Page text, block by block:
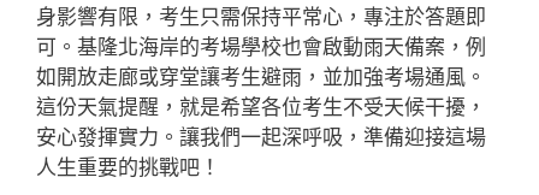
身影響有限，考生只需保持平常心，專注於答題即
可。基隆北海岸的考場學校也會啟動雨天備案，例
如開放走廊或穿堂讓考生避雨，並加強考場通風。
這份天氣提醒，就是希望各位考生不受天候干擾，
安心發揮實力。讓我們一起深呼吸，準備迎接這場
人生重要的挑戰吧！